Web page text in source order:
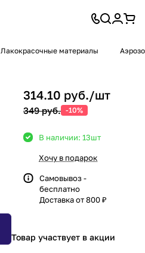
Лакокрасочные материалы
314.10 руб./шт
349 руб. -10%
В наличии: 13шт
Хочу в подарок
Самовывоз -
бесплатно
Доставка от 800 ₽
Товар участвует в акции